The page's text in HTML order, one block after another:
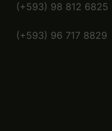
(+593) 98 812 6825
(+593) 96 717 8829